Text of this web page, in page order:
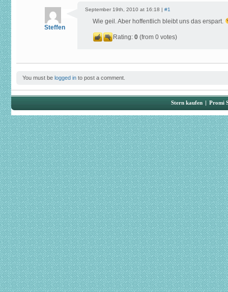
Steffen
September 19th, 2010 at 16:18 | #1
Wie geil. Aber hoffentlich bleibt uns das erspart.
Rating: 0 (from 0 votes)
You must be logged in to post a comment.
Stern kaufen | Promi